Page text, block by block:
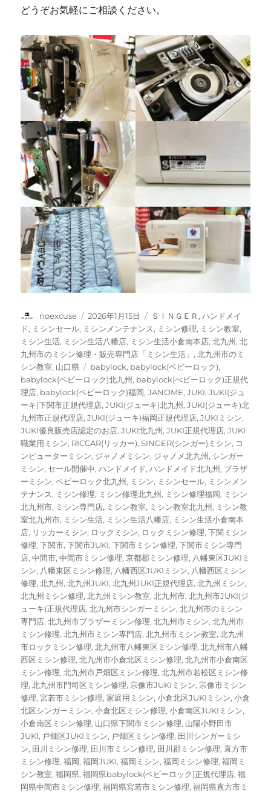
どうぞお気軽にご相談ください。
投
稿
者
noexcuse
投
稿
日:
2026年1月15日
カ
テ
ゴ
リ
ー
ＳＩＮＧＥＲ ,ハンドメイ
ド, ミシンセール, ミシンメンテナンス, ミシン修理, ミシン教室,
ミシン生活, ミシン生活八幡店, ミシン生活小倉南本店,北九州,北
九州市のミシン修理・販売専門店「ミシン生活」,北九州市のミ
シン教室, 山口県
タ
グ
babylock, babylock(ベビーロック),
babylock(ベビーロック)北九州, babylock(べビーロック)正規代
理店, babylock(ベビーロック)福岡,JANOME,JUKI,JUKI(ジュ
ーキ)下関市正規代理店,JUKI(ジューキ)北九州,JUKI(ジューキ)北
九州市正規代理店,JUKI(ジューキ)福岡正規代理店,JUKIミシン,
JUKI優良販売店認定のお店,JUKI北九州,JUKI正規代理店,JUKI
職業用ミシン, RICCAR(リッカー),SINGER(シンガー)ミシン, コ
ンピューターミシン, ジャノメミシン, ジャノメ北九州, シンガー
ミシン, セール開催中,ハンドメイド,ハンドメイド北九州, ブラザ
ーミシン,ベビーロック北九州, ミシン, ミシンセール, ミシンメン
テナンス, ミシン修理, ミシン修理北九州, ミシン修理福岡, ミシン
北九州市, ミシン専門店, ミシン教室, ミシン教室北九州, ミシン教
室北九州市, ミシン生活, ミシン生活八幡店, ミシン生活小倉南本
店, リッカーミシン, ロックミシン, ロックミシン修理,下関ミシン
修理,下関市,下関市JUKI,下関市ミシン修理,下関市ミシン専門
店,中間市,中間市ミシン修理,京都郡ミシン修理, 八幡東区JUKIミ
シン, 八幡東区ミシン修理, 八幡西区JUKIミシン, 八幡西区ミシン
修理,北九州,北九州JUKI,北九州JUKI正規代理店,北九州ミシン,
北九州ミシン修理,北九州ミシン教室,北九州市,北九州市JUKI(ジ
ューキ)正規代理店,北九州市シンガーミシン,北九州市のミシン
専門店,北九州市ブラザーミシン修理,北九州市ミシン,北九州市
ミシン修理,北九州市ミシン専門店,北九州市ミシン教室,北九州
市ロックミシン修理,北九州市八幡東区ミシン修理,北九州市八幡
西区ミシン修理,北九州市小倉北区ミシン修理,北九州市小倉南区
ミシン修理,北九州市戸畑区ミシン修理,北九州市若松区ミシン修
理,北九州市門司区ミシン修理,宗像市JUKIミシン,宗像市ミシン
修理,宮若市ミシン修理,家庭用ミシン,小倉北区JUKIミシン,小倉
北区シンガーミシン,小倉北区ミシン修理,小倉南区JUKIミシン,
小倉南区ミシン修理, 山口県下関市ミシン修理, 山陽小野田市
JUKI, 戸畑区JUKIミシン, 戸畑区ミシン修理, 田川シンガーミシ
ン, 田川ミシン修理, 田川市ミシン修理, 田川郡ミシン修理, 直方市
ミシン修理,福岡,福岡JUKI,福岡ミシン,福岡ミシン修理,福岡ミ
シン教室,福岡県,福岡県babylock(ベビーロック)正規代理店,福
岡県中間市ミシン修理,福岡県宮若市ミシン修理,福岡県直方市ミ